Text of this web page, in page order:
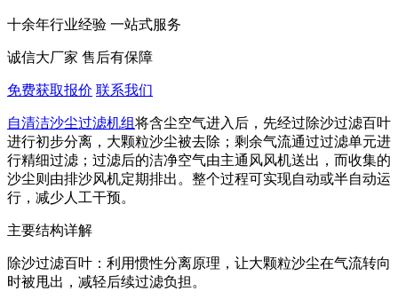
十余年行业经验 一站式服务
诚信大厂家 售后有保障
免费获取报价 联系我们
自清洁沙尘过滤机组将含尘空气进入后，先经过‌除沙过滤百叶‌
进行初步分离，大颗粒沙尘被去除；剩余气流通过‌过滤单元‌进
行精细过滤；过滤后的洁净空气由‌主通风风机‌送出，而收集的
沙尘则由‌排沙风机‌定期排出。整个过程可实现自动或半自动运
行，减少人工干预。
主要结构详解
除沙过滤百叶‌：利用惯性分离原理，让大颗粒沙尘在气流转向
时被甩出，减轻后续过滤负担。